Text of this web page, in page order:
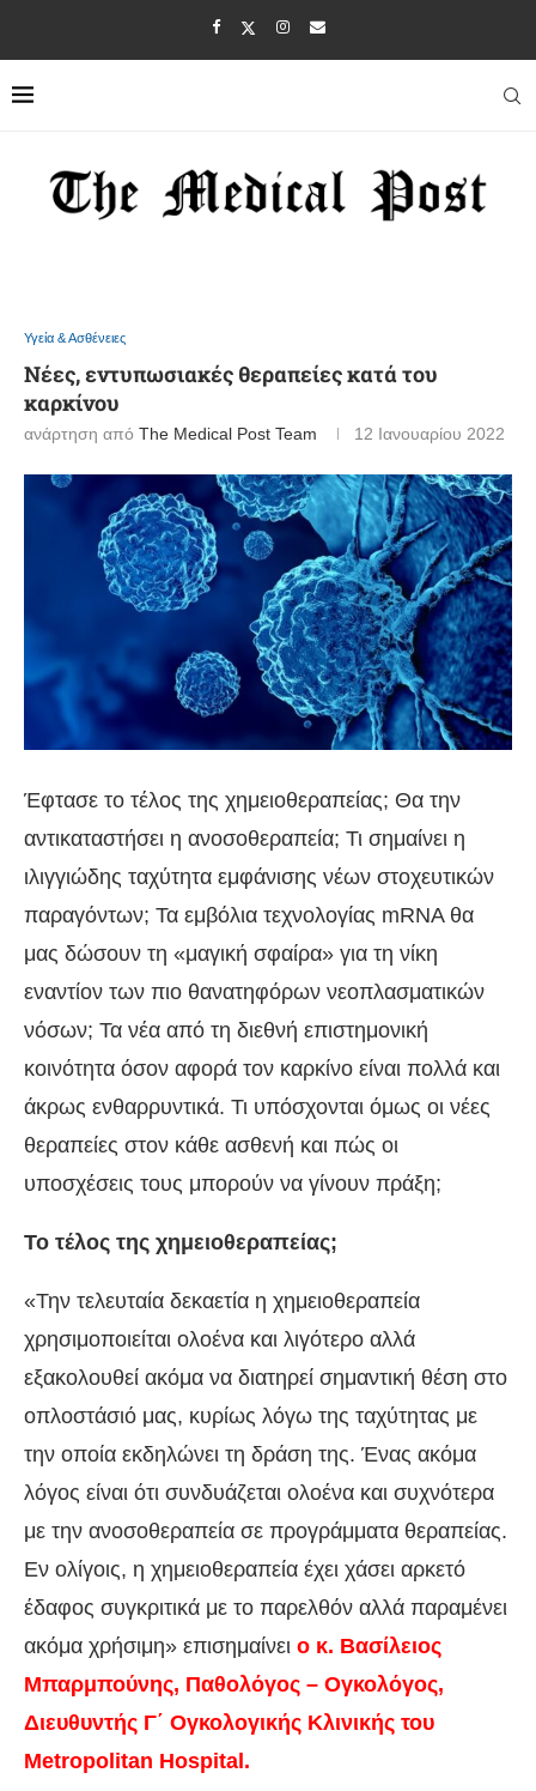
Υγεία & Ασθένειες
Νέες, εντυπωσιακές θεραπείες κατά του
καρκίνου
ανάρτηση από The Medical Post Team 12 Ιανουαρίου 2022
Έφτασε το τέλος της χημειοθεραπείας; Θα την
αντικαταστήσει η ανοσοθεραπεία; Τι σημαίνει η
ιλιγγιώδης ταχύτητα εμφάνισης νέων στοχευτικών
παραγόντων; Τα εμβόλια τεχνολογίας mRNA θα
μας δώσουν τη «μαγική σφαίρα» για τη νίκη
εναντίον των πιο θανατηφόρων νεοπλασματικών
νόσων; Τα νέα από τη διεθνή επιστημονική
κοινότητα όσον αφορά τον καρκίνο είναι πολλά και
άκρως ενθαρρυντικά. Τι υπόσχονται όμως οι νέες
θεραπείες στον κάθε ασθενή και πώς οι
υποσχέσεις τους μπορούν να γίνουν πράξη;
Το τέλος της χημειοθεραπείας;
«Την τελευταία δεκαετία η χημειοθεραπεία
χρησιμοποιείται ολοένα και λιγότερο αλλά
εξακολουθεί ακόμα να διατηρεί σημαντική θέση στο
οπλοστάσιό μας, κυρίως λόγω της ταχύτητας με
την οποία εκδηλώνει τη δράση της. Ένας ακόμα
λόγος είναι ότι συνδυάζεται ολοένα και συχνότερα
με την ανοσοθεραπεία σε προγράμματα θεραπείας.
Εν ολίγοις, η χημειοθεραπεία έχει χάσει αρκετό
έδαφος συγκριτικά με το παρελθόν αλλά παραμένει
ακόμα χρήσιμη» επισημαίνει ο κ. Βασίλειος
Μπαρμπούνης, Παθολόγος – Ογκολόγος,
Διευθυντής Γ΄ Ογκολογικής Κλινικής του
Metropolitan Hospital.